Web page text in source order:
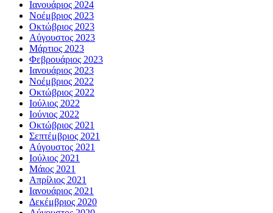
Ιανουάριος 2024
Νοέμβριος 2023
Οκτώβριος 2023
Αύγουστος 2023
Μάρτιος 2023
Φεβρουάριος 2023
Ιανουάριος 2023
Νοέμβριος 2022
Οκτώβριος 2022
Ιούλιος 2022
Ιούνιος 2022
Οκτώβριος 2021
Σεπτέμβριος 2021
Αύγουστος 2021
Ιούλιος 2021
Μάιος 2021
Απρίλιος 2021
Ιανουάριος 2021
Δεκέμβριος 2020